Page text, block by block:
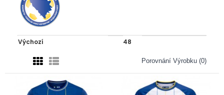
Porovnání Výrobku (0)